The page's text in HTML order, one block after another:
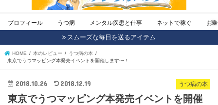
プロフィール うつ病 メンタル疾患と仕事 ネットで稼ぐ お
スムーズな毎日を送るアイテム
HOME 本のレビュー
うつ病の本
東京でうつマッピング本発売イベントを開催します〜！
うつ病の本
2018.10.26 2018.12.19
東京でうつマッピング本発売イベントを開催